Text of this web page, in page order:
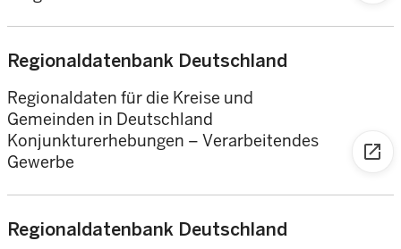
Regionaldatenbank Deutschland
Regionaldaten für die Kreise und
Gemeinden in Deutschland
Konjunkturerhebungen – Verarbeitendes
Gewerbe
open_in_new
Regionaldatenbank Deutschland